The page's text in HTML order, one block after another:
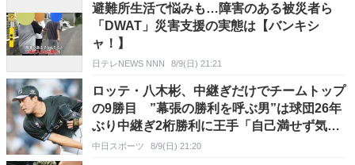
避難所生活で悩みも…障害のある被災者ら
「DWAT」災害支援の実態は【バンキシ
ャ！】
日テレNEWS NNN 8/9(日) 21:21
ロッテ・八木彬、中継ぎだけでチームトップ
の9勝目 ”幕張の勝利を呼ぶ男”は球団26年
ぶり中継ぎ2桁勝利に王手「自己満せず気を
引き締めて」
中日スポーツ 8/9(日) 21:20